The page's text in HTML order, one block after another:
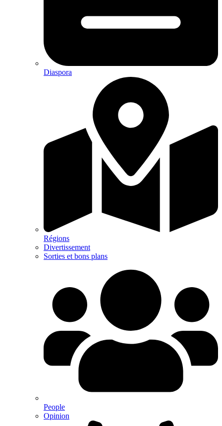
Diaspora
Régions
Divertissement
Sorties et bons plans
People
Opinion